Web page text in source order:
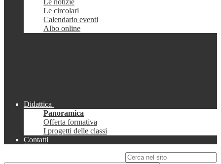
Le notizie
Le circolari
Calendario eventi
Albo online
Didattica
Panoramica
Offerta formativa
I progetti delle classi
Contatti